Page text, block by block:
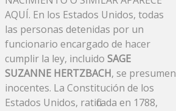
AQUÍ. En los Estados Unidos, todas
las personas detenidas por un
funcionario encargado de hacer
cumplir la ley, incluido SAGE
SUZANNE HERTZBACH, se presumen
inocentes. La Constitución de los
Estados Unidos, ratificada en 1788,